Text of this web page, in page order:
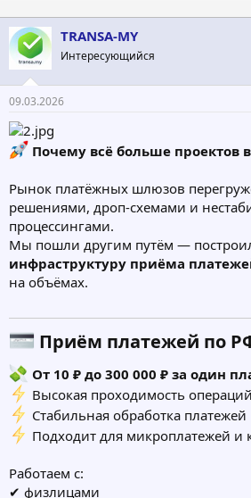
TRANSA-MY
Интересующийся
09.03.2026
Почему всё больше проектов
Рынок платёжных шлюзов
решениями, дроп-схемами и
процессингами.
Мы пошли другим путём —
инфраструктуру приёма
на объёмах.
Приём платежей по
От 10 ₽ до 300 000 ₽ за один
Высокая проходимость операций
Стабильная обработка платежей
Подходит для микроплатежей и
Работаем с:
✔ физлицами